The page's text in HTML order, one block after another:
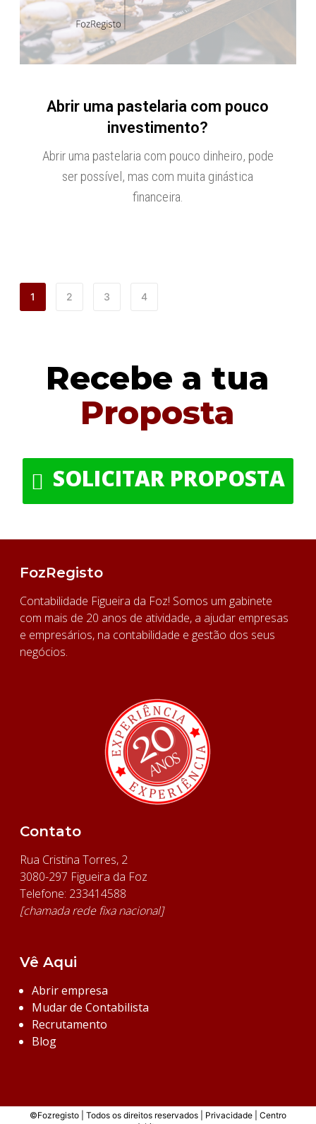
Abrir uma pastelaria com pouco
investimento?
Abrir uma pastelaria com pouco dinheiro, pode
ser possível, mas com muita ginástica
financeira.
1 2 3 4
Recebe a tua
Proposta
SOLICITAR PROPOSTA
FozRegisto
Contabilidade Figueira da Foz! Somos um gabinete
com mais de 20 anos de atividade, a ajudar empresas
e empresários, na contabilidade e gestão dos seus
negócios.
Contato
Rua Cristina Torres, 2
3080-297 Figueira da Foz
Telefone: 233414588
[chamada rede fixa nacional]
Vê Aqui
Abrir empresa
Mudar de Contabilista
Recrutamento
Blog
©Fozregisto | Todos os direitos reservados | Privacidade| Centro